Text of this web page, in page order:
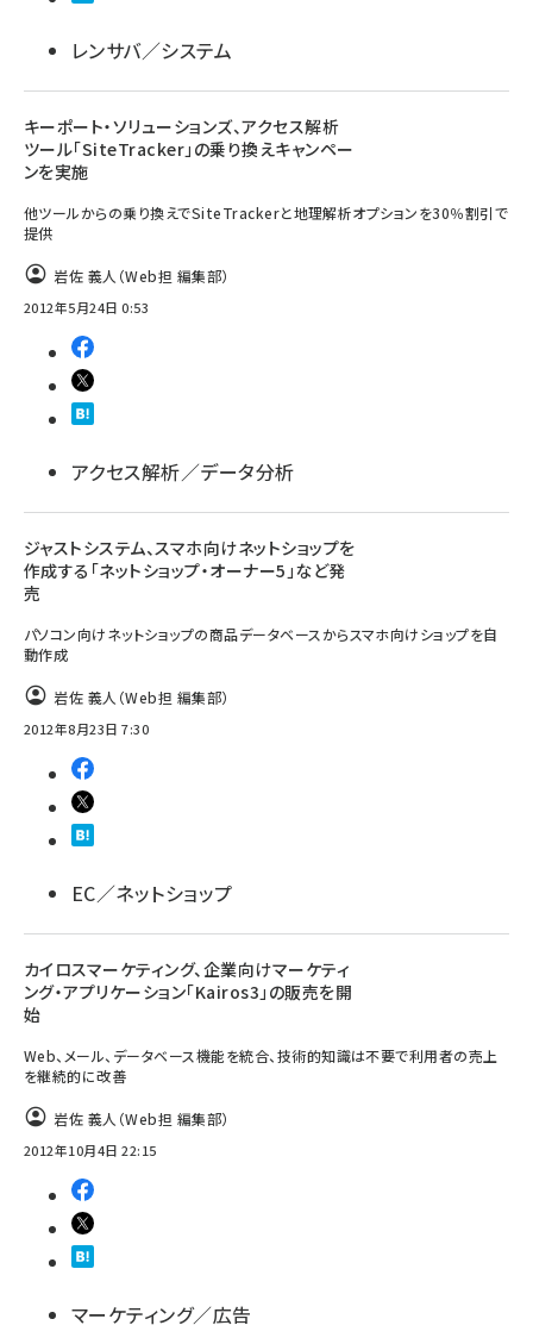
レンサバ／システム
キーポート・ソリューションズ、アクセス解析
ツール「SiteTracker」の乗り換えキャンペー
ンを実施
他ツールからの乗り換えでSiteTrackerと地理解析オプションを30％割引で
提供
岩佐 義人（Web担 編集部）
2012年5月24日 0:53
アクセス解析／データ分析
ジャストシステム、スマホ向けネットショップを
作成する「ネットショップ・オーナー5」など発
売
パソコン向けネットショップの商品データベースからスマホ向けショップを自
動作成
岩佐 義人（Web担 編集部）
2012年8月23日 7:30
EC／ネットショップ
カイロスマーケティング、企業向けマーケティ
ング・アプリケーション「Kairos3」の販売を開
始
Web、メール、データベース機能を統合、技術的知識は不要で利用者の売上
を継続的に改善
岩佐 義人（Web担 編集部）
2012年10月4日 22:15
マーケティング／広告